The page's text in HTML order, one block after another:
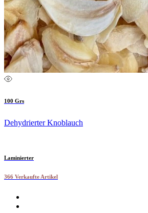
100 Grs
Dehydrierter Knoblauch
Laminierter
366 Verkaufte Artikel